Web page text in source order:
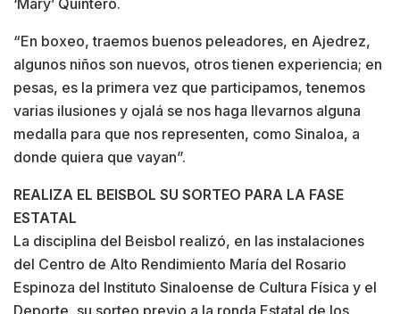
“En boxeo, traemos buenos peleadores, en Ajedrez,
algunos niños son nuevos, otros tienen experiencia; en
pesas, es la primera vez que participamos, tenemos
varias ilusiones y ojalá se nos haga llevarnos alguna
medalla para que nos representen, como Sinaloa, a
donde quiera que vayan”.
REALIZA EL BEISBOL SU SORTEO PARA LA FASE
ESTATAL
La disciplina del Beisbol realizó, en las instalaciones
del Centro de Alto Rendimiento María del Rosario
Espinoza del Instituto Sinaloense de Cultura Física y el
Deporte, su sorteo previo a la ronda Estatal de los